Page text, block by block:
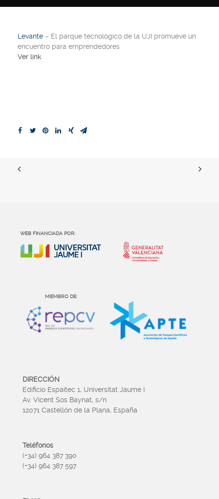
Levante – El parque tecnològico de la UJI promueve un
encuentro para emprendedores
Ver link
WEB FINANCIADA POR:
MIEMBRO DE:
DIRECCIÓN
Edificio Espaitec 1, Universitat Jaume I
Av. Vicent Sos Baynat, s/n
12071 Castellón de la Plana, España
Teléfonos
(+34) 964 387 390
(+34) 964 387 597